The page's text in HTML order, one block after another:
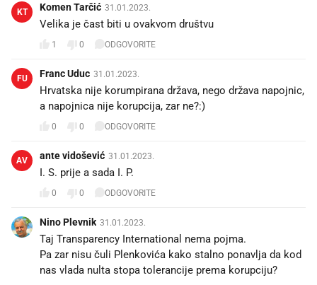
KT Komen Tarčić 31.01.2023.
Velika je čast biti u ovakvom društvu 😄
1 0 ODGOVORITE
FU Franc Uduc 31.01.2023.
Hrvatska nije korumpirana država, nego država napojnic,
a napojnica nije korupcija, zar ne?:)
0 0 ODGOVORITE
AV ante vidošević 31.01.2023.
I. S. prije a sada I. P.
0 0 ODGOVORITE
Nino Plevnik 31.01.2023.
Taj Transparency International nema pojma.
Pa zar nisu čuli Plenkovića kako stalno ponavlja da kod
nas vlada nulta stopa tolerancije prema korupciju?